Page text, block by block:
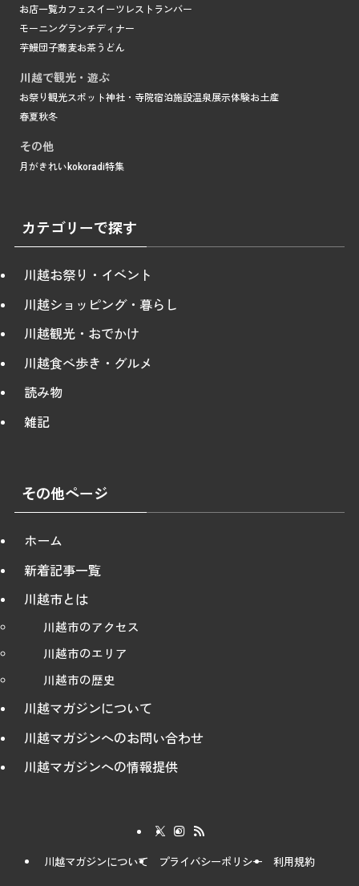
お店一覧カフェ スイーツ レストランバー
モーニングランチディナー
芋鰻団子蕎麦お茶うどん
川越で観光・遊ぶ
お祭り 観光スポット神社・寺院宿泊施設温泉展示体験お土産
春夏秋冬
その他
月がきれい kokoradi特集
カテゴリーで探す
川越お祭り・イベント
川越ショッピング・暮らし
川越観光・おでかけ
川越食べ歩き・グルメ
読み物
雑記
その他ページ
ホーム
新着記事一覧
川越市とは
川越市のアクセス
川越市のエリア
川越市の歴史
川越マガジンについて
川越マガジンへのお問い合わせ
川越マガジンへの情報提供
川越マガジンについて プライバシーポリシー 利用規約